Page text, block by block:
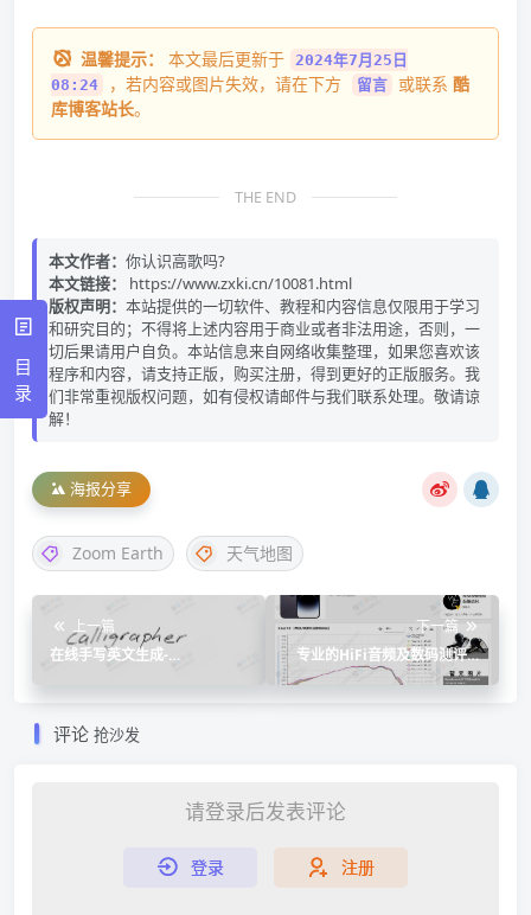
温馨提示： 本文最后更新于
2024年7月25日
08:24
，若内容或图片失效，请在下方 留言 或联系 酷
库博客站长。
THE END
本文作者： 你认识高歌吗?
本文链接：
https://www.zxki.cn/10081.html
版权声明： 本站提供的一切软件、教程和内容信息仅限用于学习
和研究目的；不得将上述内容用于商业或者非法用途，否则，一
切后果请用户自负。本站信息来自网络收集整理，如果您喜欢该
程序和内容，请支持正版，购买注册，得到更好的正版服务。我
们非常重视版权问题，如有侵权请邮件与我们联系处理。敬请谅
解！
海报分享
Zoom Earth 天气地图
上一篇
在线手写英文生成-
下一篇
专业的HiFi音频及数码测评科
普网站-Woodenears吾等益耳
评论 抢沙发
请登录后发表评论
登录 注册
目
录